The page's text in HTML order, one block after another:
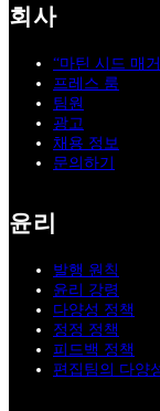
회사
“마틴 시드 매
프레스 룸
팀원
광고
채용 정보
문의하기
윤리
발행 원칙
윤리 강령
다양성 정책
정정 정책
피드백 정책
편집팀의 다양